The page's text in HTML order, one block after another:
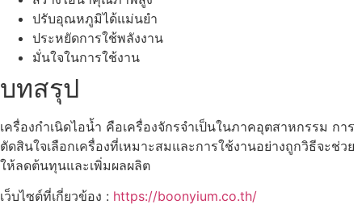
ปรับอุณหภูมิได้แม่นยำ
ประหยัดการใช้พลังงาน
มั่นใจในการใช้งาน
บทสรุป
เครื่องกำเนิดไอน้ำ คือเครื่องจักรจำเป็นในภาคอุตสาหกรรม การ
ตัดสินใจเลือกเครื่องที่เหมาะสมและการใช้งานอย่างถูกวิธีจะช่วย
ให้ลดต้นทุนและเพิ่มผลผลิต
เว็บไซต์ที่เกี่ยวข้อง : https://boonyium.co.th/